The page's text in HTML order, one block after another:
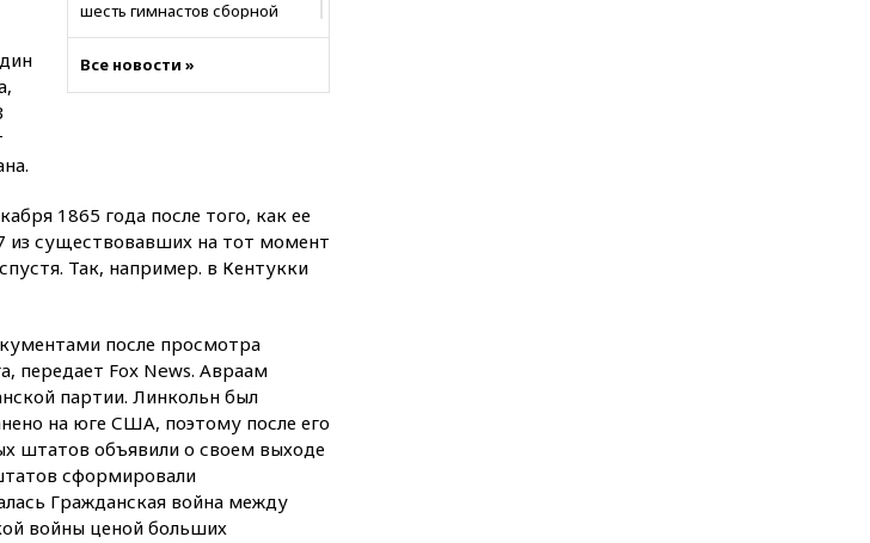
шесть гимнастов сборной
16:16Движение по
АФК «Наследие» получили от
шести до 12 лет колонии
15:45Верховный суд 10
15:35Четыре человека
пострадали при пожаре на
складе с красками в Брянске
15:15«Аэрофлот» с 1 октября
возобновит ежедневные
рейсы в Абу-Даби
14:52 Турция, Саудовская
Аравия и Пакистан
Все новости »
1865 года после того, как ее
из существовавших на тот момент
Так, например. в Кентукки
после просмотра
передает Fox News. Авраам
партии. Линкольн был
на юге США, поэтому после его
штатов объявили о своем выходе
сформировали
Гражданская война между
войны ценой больших